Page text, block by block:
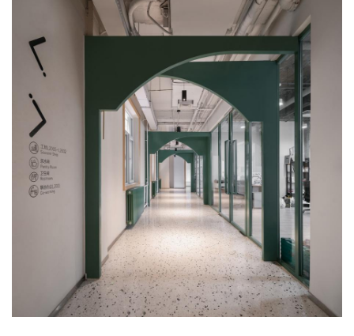
△ 红绒布为主题的化妆间  小枝️@ICYWORKS
除了建筑本身极具特色之外，我们在现场还发现了另外
一个特点，那就是剧院传承下来的各种老家具与物件。
装道具的木头箱子、歌舞时用的大鼓、剧场的红色座椅
以及传统的红绒布帘，这些物件一下子就把我们带回了
当年那个年代。每一个物件都像是一把开启时空隧道的
“钥匙”，所以在设计中，特意保留了这些物件与元素，
让来到这里的人们都能回忆起当年的美好时光。